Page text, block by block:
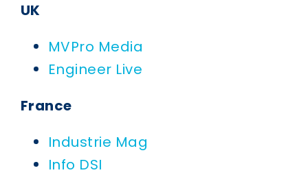
UK
MVPro Media
Engineer Live
France
Industrie Mag
Info DSI